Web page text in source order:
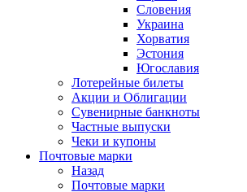
Словения
Украина
Хорватия
Эстония
Югославия
Лотерейные билеты
Акции и Облигации
Сувенирные банкноты
Частные выпуски
Чеки и купоны
Почтовые марки
Назад
Почтовые марки